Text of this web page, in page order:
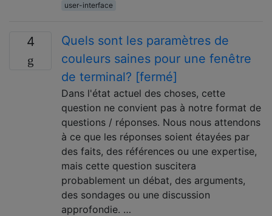
user-interface
4
Quels sont les paramètres de
couleurs saines pour une fenêtre
de terminal? [fermé]
Dans l'état actuel des choses, cette
question ne convient pas à notre format de
questions / réponses. Nous nous attendons
à ce que les réponses soient étayées par
des faits, des références ou une expertise,
mais cette question suscitera
probablement un débat, des arguments,
des sondages ou une discussion
approfondie. …